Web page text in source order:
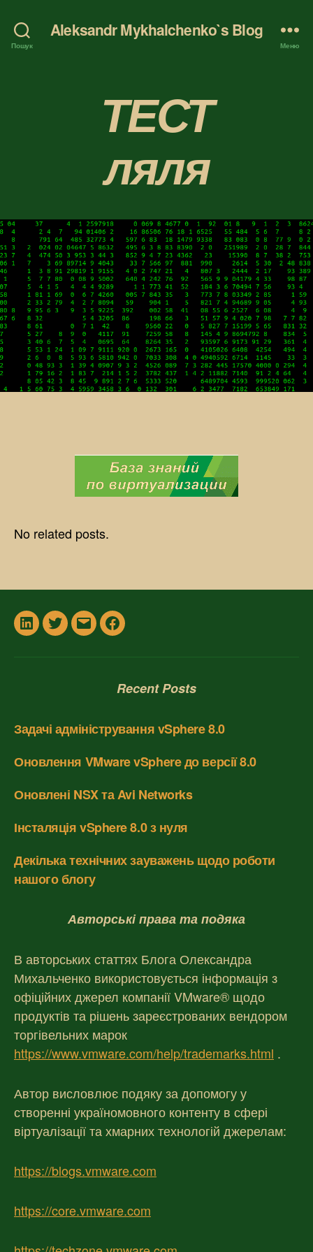
Пошук
Aleksandr Mykhalchenko`s Blog
Меню
ТЕСТ
ляля
No related posts.
In TwitterEmailFacebook
Recent Posts
Задачі адміністрування vSphere 8.0
Оновлення VMware vSphere до версії 8.0
Оновлені NSX та Avi Networks
Інсталяція vSphere 8.0 з нуля
Декілька технічних зауважень щодо роботи
нашого блогу
Авторські права та подяка
В авторських статтях Блога Олександра
Михальченко використовується інформація з
офіційних джерел компанії VMware® щодо
продуктів та рішень зареєстрованих вендором
торгівельних марок
https://www.vmware.com/help/trademarks.html .
Автор висловлює подяку за допомогу у
створенні україномовного контенту в сфері
віртуалізації та хмарних технологій джерелам:
https://blogs.vmware.com
https://core.vmware.com